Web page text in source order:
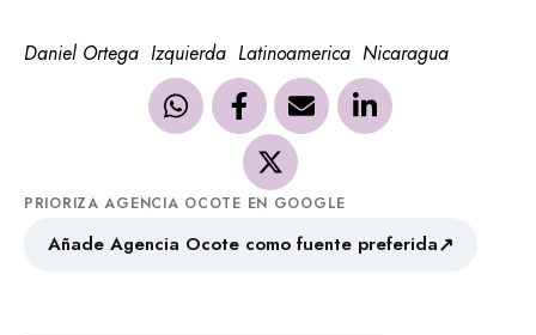
Daniel Ortega Izquierda Latinoamerica Nicaragua
PRIORIZA AGENCIA OCOTE EN GOOGLE
Añade Agencia Ocote como fuente preferida↗